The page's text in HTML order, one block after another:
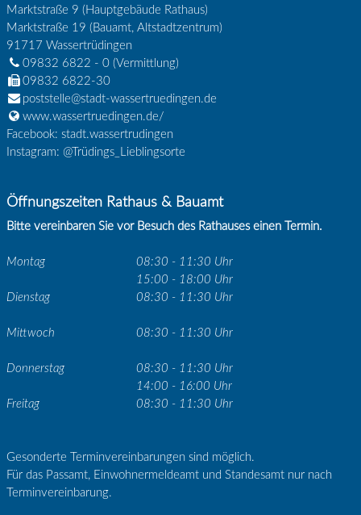
Marktstraße 9 (Hauptgebäude Rathaus)
Marktstraße 19 (Bauamt, Altstadtzentrum)
91717 Wassertrüdingen
09832 6822 - 0(Vermittlung)
09832 6822-30
poststelle@stadt-wassertruedingen.de
www.wassertruedingen.de/
Facebook: stadt.wassertrudingen
Instagram: @Trüdings_Lieblingsorte
Öffnungszeiten Rathaus & Bauamt
Bitte vereinbaren Sie vor Besuch des Rathauses einen Termin.
Montag
08:30 - 11:30 Uhr
15:00 - 18:00 Uhr
Dienstag
08:30 - 11:30 Uhr
Mittwoch 08:30 - 11:30 Uhr
Donnerstag
08:30 - 11:30 Uhr
14:00 - 16:00 Uhr
Freitag
08:30 - 11:30 Uhr
Gesonderte Terminvereinbarungen sind möglich.
Für das Passamt, Einwohnermeldeamt und Standesamt nur nach
Terminvereinbarung.